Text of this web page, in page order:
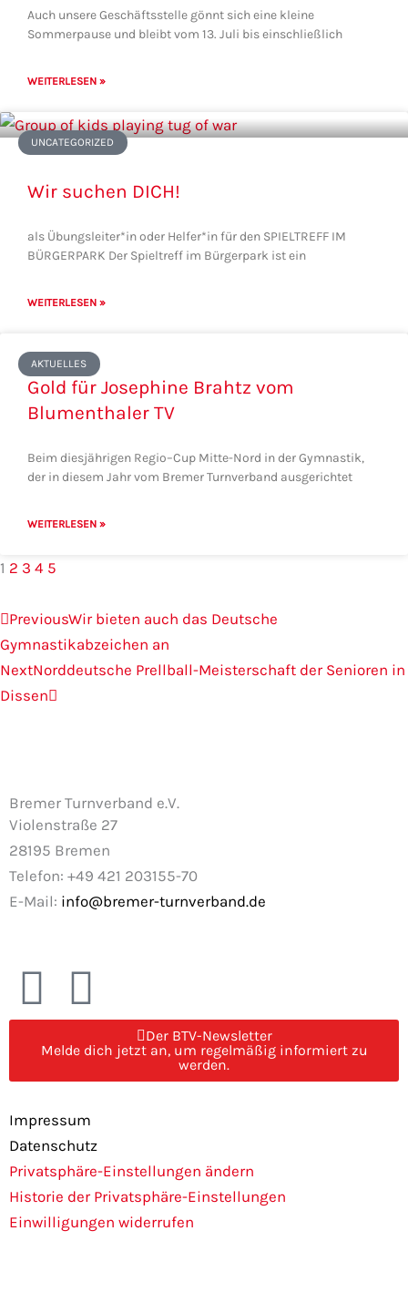
Auch unsere Geschäftsstelle gönnt sich eine kleine
Sommerpause und bleibt vom 13. Juli bis einschließlich
WEITERLESEN »
UNCATEGORIZED
Wir suchen DICH!
als Übungsleiter*in oder Helfer*in für den SPIELTREFF IM
BÜRGERPARK Der Spieltreff im Bürgerpark ist ein
WEITERLESEN »
AKTUELLES
Gold für Josephine Brahtz vom
Blumenthaler TV
Beim diesjährigen Regio–Cup Mitte-Nord in der Gymnastik,
der in diesem Jahr vom Bremer Turnverband ausgerichtet
WEITERLESEN »
1 2 3 4 5
Zurück
PreviousWir bieten auch das Deutsche
Gymnastikabzeichen an
NextNorddeutsche Prellball-Meisterschaft der Senioren in
Dissen
Nächster
Bremer Turnverband e.V.
Violenstraße 27
28195 Bremen
Telefon: +49 421 203155-70
E-Mail: info@bremer-turnverband.de
F
a
c
e
b
o
I
n
s
t
a
g
Der BTV-Newsletter
Melde dich jetzt an, um regelmäßig informiert zu
werden.
Impressum
Datenschutz
Privatsphäre-Einstellungen ändern
Historie der Privatsphäre-Einstellungen
Einwilligungen widerrufen